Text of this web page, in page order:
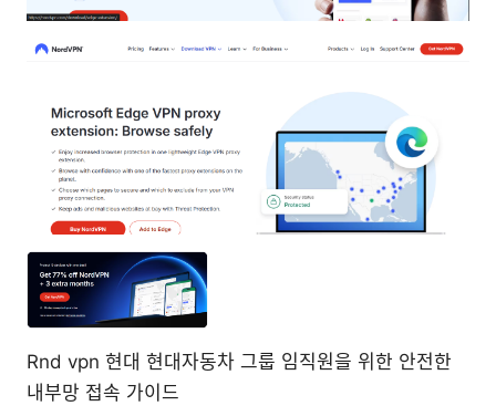
Rnd vpn 현대 현대자동차 그룹 임직원을 위한 안전한
내부망 접속 가이드